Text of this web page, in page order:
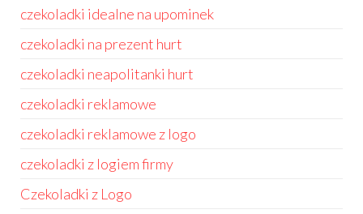
czekoladki idealne na upominek
czekoladki na prezent hurt
czekoladki neapolitanki hurt
czekoladki reklamowe
czekoladki reklamowe z logo
czekoladki z logiem firmy
Czekoladki z Logo